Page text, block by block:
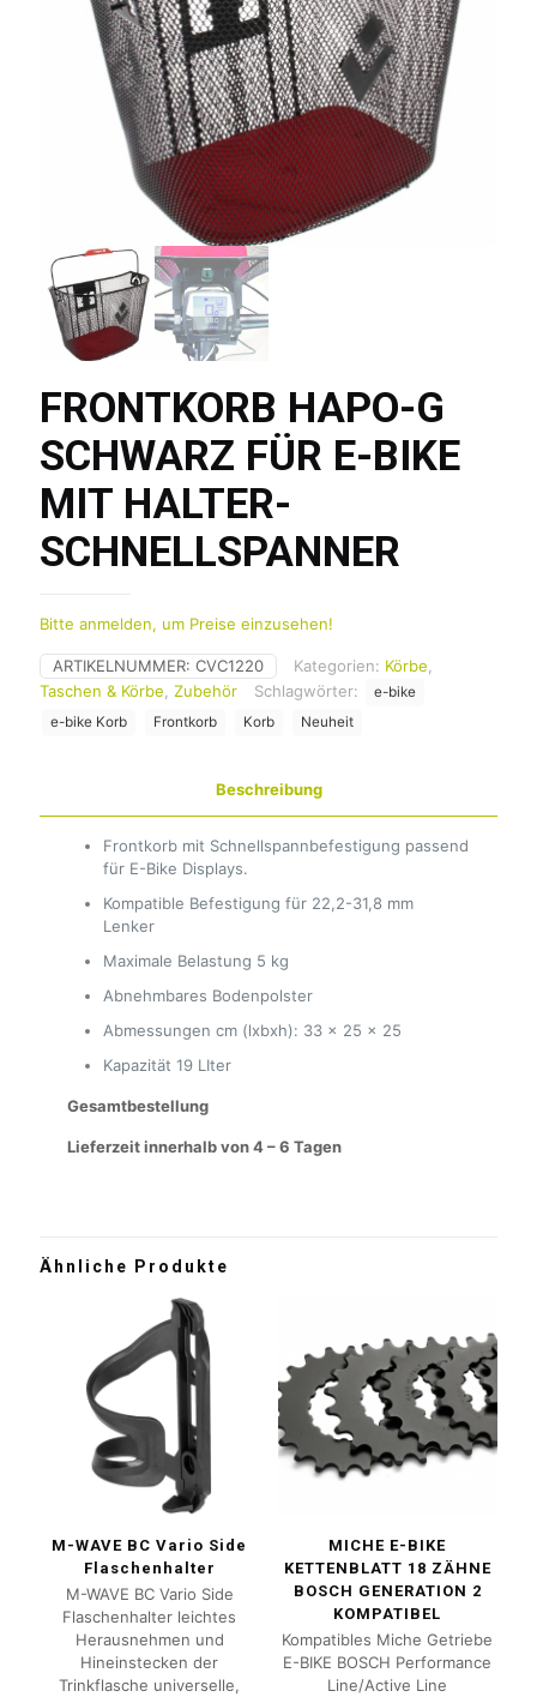
FRONTKORB HAPO-G
SCHWARZ FÜR E-BIKE
MIT HALTER-
SCHNELLSPANNER
Bitte anmelden, um Preise einzusehen!
ARTIKELNUMMER: CVC1220 Kategorien: Körbe
Taschen & Körbe Zubehör Schlagwörter:
e-bike
e-bike Korb
Frontkorb Korb Neuheit
Beschreibung
Frontkorb mit Schnellspannbefestigung passend
für E-Bike Displays.
Kompatible Befestigung für 22,2-31,8 mm
Lenker
Maximale Belastung 5 kg
Abnehmbares Bodenpolster
Abmessungen cm (lxbxh): 33 x 25 x 25
Kapazität 19 LIter
Gesamtbestellung
Lieferzeit innerhalb von 4 – 6 Tagen
Ähnliche Produkte
M-WAVE BC Vario Side
Flaschenhalter
M-WAVE BC Vario Side
Flaschenhalter leichtes
Herausnehmen und
Hineinstecken der
Trinkflasche universelle,
MICHE E-BIKE
KETTENBLATT 18 ZÄHNE
BOSCH GENERATION 2
KOMPATIBEL
Kompatibles Miche Getriebe
E-BIKE BOSCH Performance
Line/Active Line